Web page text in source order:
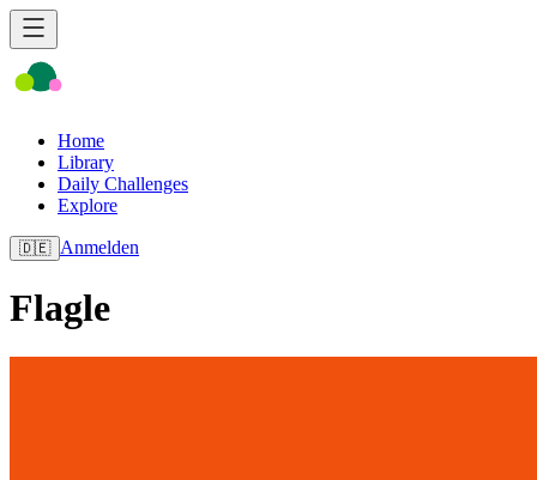
Home
Library
Daily Challenges
Explore
🇩🇪 Anmelden
Flagle